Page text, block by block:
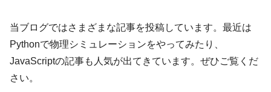
当ブログではさまざまな記事を投稿しています。最近は
Pythonで物理シミュレーションをやってみたり、
JavaScriptの記事も人気が出てきています。ぜひご覧くだ
さい。